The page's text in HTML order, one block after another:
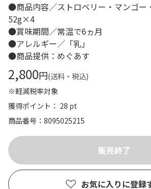
●商品内容／ストロベリー・マンゴ
52g×4
●賞味期間／常温で6ヵ月
●アレルギー／「乳」
●商品提供：めぐあす
2,800円(送料・税込)
※軽減税率対象
獲得ポイント： 28 pt
商品番号
8095025215
お気に入りに登録